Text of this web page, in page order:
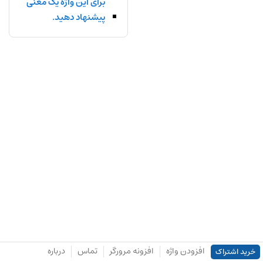
پیشنهاد دهید.
خرید اشتراک افزودن واژه افزونه مرورگر تماس درباره